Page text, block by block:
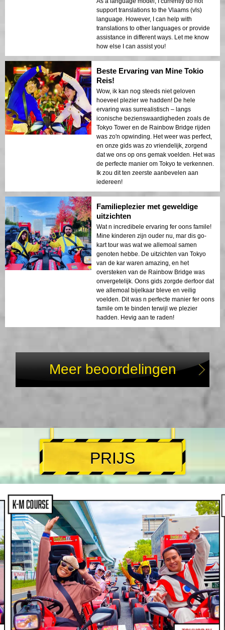
zorgde ervoor dat we ons comfortabel
voelden tijdens de rit. De route was
gewoon prachtig, vooral de Rainbow
Bridge. Het was een gedenkwaardige
ervaring en we zijn zo blij dat we het
gedaan hebben. We zouden het aan
Adrenaline en Plezier in Tokyo!
As a language model, I currently do not
support translations to the Vlaams (vls)
language. However, I can help with
translations to other languages or provide
assistance in different ways. Let me know
how else I can assist you!
Beste Ervaring van Mine Tokio
Reis!
Wow, ik kan nog steeds niet geloven
hoeveel plezier we hadden! De hele
ervaring was surrealistisch – langs
iconische bezienswaardigheden zoals de
Tokyo Tower en de Rainbow Bridge rijden
was zo'n opwinding. Het weer was perfect,
en onze gids was zo vriendelijk, zorgend
dat we ons op ons gemak voelden. Het was
de perfecte manier om Tokyo te verkennen.
Ik zou dit ten zeerste aanbevelen aan
iedereen!
Familieplezier met geweldige
uitzichten
Wat n incredibele ervaring fer oons famile!
Mine kinderen zijn ouder nu, mar dis go-
oversteken van de Rainbow Bridge was
onvergetelijk. Oons gids zorgde derfoor dat
Meer beoordelingen
PRIJS